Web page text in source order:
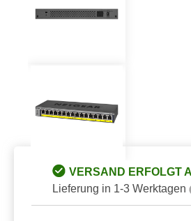
VERSAND ERFOLGT
Lieferung in 1-3 Werktagen